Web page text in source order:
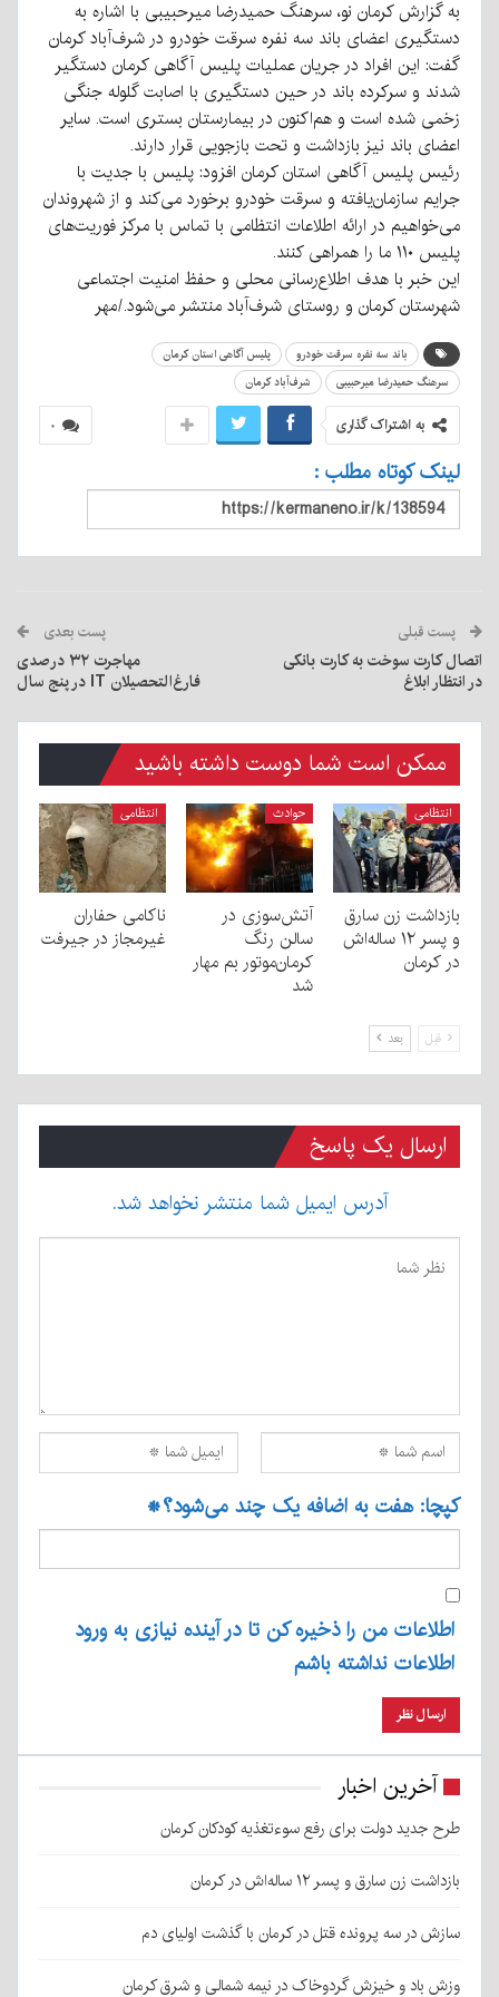
به گزارش کرمان نو، سرهنگ حمیدرضا میرحبیبی با اشاره به
دستگیری اعضای باند سه نفره سرقت خودرو در شرف‌آباد کرمان
گفت: این افراد در جریان عملیات پلیس آگاهی کرمان دستگیر
شدند و سرکرده باند در حین دستگیری با اصابت گلوله جنگی
زخمی شده است و هم‌اکنون در بیمارستان بستری است. سایر
اعضای باند نیز بازداشت و تحت بازجویی قرار دارند.
رئیس پلیس آگاهی استان کرمان افزود: پلیس با جدیت با
جرایم سازمان‌یافته و سرقت خودرو برخورد می‌کند و از شهروندان
می‌خواهیم در ارائه اطلاعات انتظامی با تماس با مرکز فوریت‌های
پلیس ۱۱۰ ما را همراهی کنند.
این خبر با هدف اطلاع‌رسانی محلی و حفظ امنیت اجتماعی
شهرستان کرمان و روستای شرف‌آباد منتشر می‌شود./مهر
باند سه نفره سرقت خودرو
پلیس آگاهی استان کرمان
سرهنگ حمیدرضا میرحبیبی
شرف‌آباد کرمان
۰ به اشتراک گذاری
لینک کوتاه مطلب :
پست قبلی
اتصال کارت سوخت به کارت بانکی
در انتظار ابلاغ
پست بعدی
مهاجرت ۳۲ درصدی
فارغ‌التحصیلان IT در پنج سال
ممکن است شما دوست داشته باشید
انتظامی
بازداشت زن سارق
و پسر ۱۲ ساله‌اش
در کرمان
حوادث
آتش‌سوزی در
سالن رنگ
کرمان‌موتور بم مهار
شد
انتظامی
ناکامی حفاران
غیرمجاز در جیرفت
قبل بعد
ارسال یک پاسخ
آدرس ایمیل شما منتشر نخواهد شد.
کپچا: هفت به اضافه یک چند می‌شود؟*
اطلاعات من را ذخیره کن تا در آینده نیازی به ورود
اطلاعات نداشته باشم
آخرین اخبار
طرح جدید دولت برای رفع سوءتغذیه کودکان کرمان
بازداشت زن سارق و پسر ۱۲ ساله‌اش در کرمان
سازش در سه پرونده قتل در کرمان با گذشت اولیای دم
وزش باد و خیزش گردوخاک در نیمه شمالی و شرق کرمان